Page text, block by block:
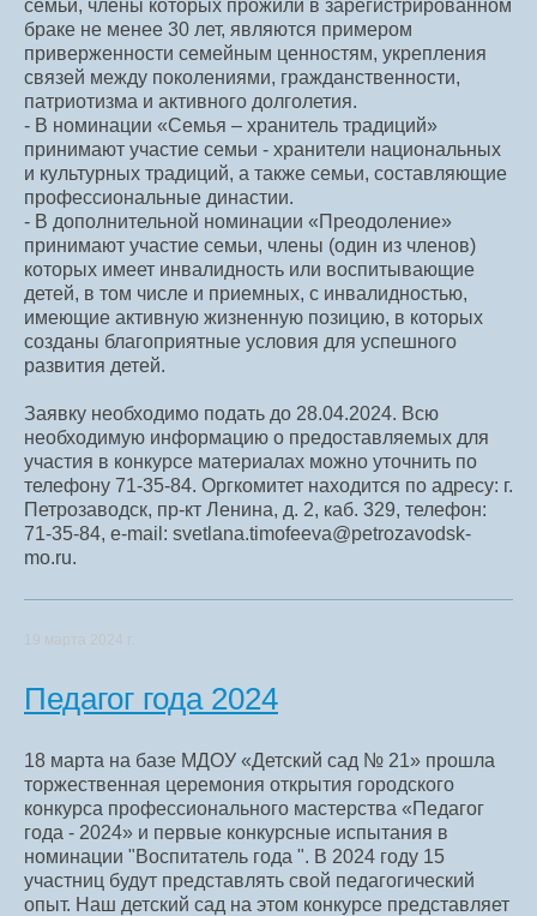
семьи, члены которых прожили в зарегистрированном
браке не менее 30 лет, являются примером
приверженности семейным ценностям, укрепления
связей между поколениями, гражданственности,
патриотизма и активного долголетия.
- В номинации «Семья – хранитель традиций»
принимают участие семьи - хранители национальных
и культурных традиций, а также семьи, составляющие
профессиональные династии.
- В дополнительной номинации «Преодоление»
принимают участие семьи, члены (один из членов)
которых имеет инвалидность или воспитывающие
детей, в том числе и приемных, с инвалидностью,
имеющие активную жизненную позицию, в которых
созданы благоприятные условия для успешного
развития детей.
Заявку необходимо подать до 28.04.2024. Всю
необходимую информацию о предоставляемых для
участия в конкурсе материалах можно уточнить по
телефону 71-35-84. Оргкомитет находится по адресу: г.
Петрозаводск, пр-кт Ленина, д. 2, каб. 329, телефон:
71-35-84, e-mail: svetlana.timofeeva@petrozavodsk-
mo.ru.
19 марта 2024 г.
Педагог года 2024
18 марта на базе МДОУ «Детский сад № 21» прошла
торжественная церемония открытия городского
конкурса профессионального мастерства «Педагог
года - 2024» и первые конкурсные испытания в
номинации "Воспитатель года ". В 2024 году 15
участниц будут представлять свой педагогический
опыт. Наш детский сад на этом конкурсе представляет